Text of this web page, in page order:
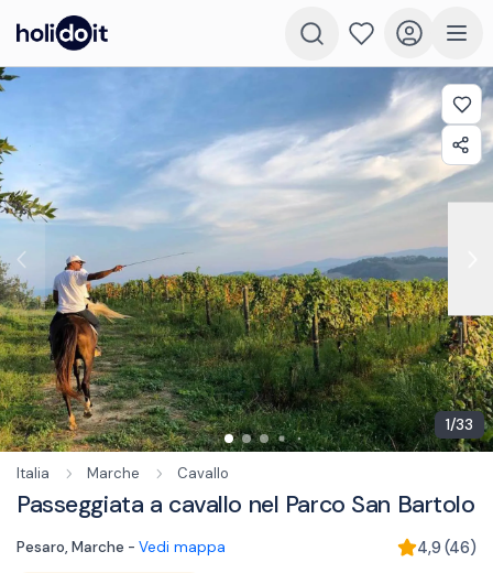
1/33
Italia Marche Cavallo
Passeggiata a cavallo nel Parco San Bartolo
Pesaro, Marche - Vedi mappa 4,9 (46)